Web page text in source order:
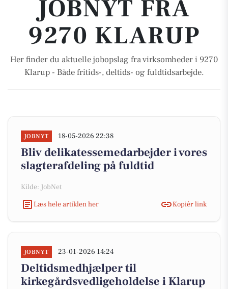
JOBNYT FRA
9270 KLARUP
Her finder du aktuelle jobopslag fra virksomheder i 9270
Klarup - Både fritids-, deltids- og fuldtidsarbejde.
JOBNYT 18-05-2026 22:38
Bliv delikatessemedarbejder i vores
slagterafdeling på fuldtid
Kilde: JobNet
Læs hele artiklen her
Kopiér link
JOBNYT 23-01-2026 14:24
Deltidsmedhjælper til
kirkegårdsvedligeholdelse i Klarup